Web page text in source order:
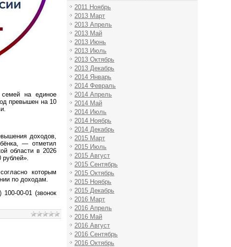
семей на единое
превышен на 10
доходов,
— отметил
области в 2026
рублей».
которым
по доходам.
00-01 (звонок
2011 Ноябрь
2013 Март
2013 Апрель
2013 Май
2013 Июнь
2013 Июль
2013 Октябрь
2013 Декабрь
2014 Январь
2014 Февраль
2014 Апрель
2014 Май
2014 Июль
2014 Ноябрь
2014 Декабрь
2015 Март
2015 Июль
2015 Август
2015 Сентябрь
2015 Октябрь
2015 Ноябрь
2015 Декабрь
2016 Март
2016 Апрель
2016 Май
2016 Август
2016 Сентябрь
2016 Октябрь